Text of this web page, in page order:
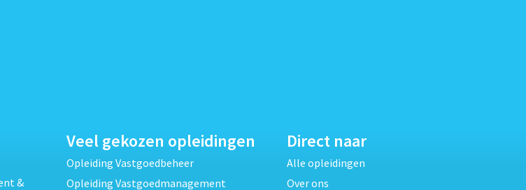
&
Veel gekozen opleidingen
Opleiding Vastgoedbeheer
Opleiding Vastgoedmanagement
Direct naar
Alle opleidingen
Over ons